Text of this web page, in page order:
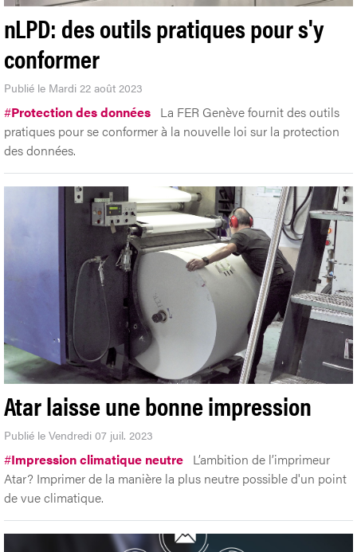
nLPD: des outils pratiques pour s'y
conformer
Publié le Mardi 22 août 2023
#Protection des données La FER Genève fournit des outils
pratiques pour se conformer à la nouvelle loi sur la protection
des données.
Atar laisse une bonne impression
Publié le Vendredi 07 juil. 2023
#Impression climatique neutre L’ambition de l’imprimeur
Atar? Imprimer de la manière la plus neutre possible d'un point
de vue climatique.